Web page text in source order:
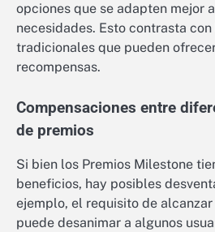
opciones que se adapten mejor
necesidades. Esto contrasta
tradicionales que pueden
recompensas.
Compensaciones entre
de premios
Si bien los Premios Milestone
beneficios, hay posibles
ejemplo, el requisito de
puede desanimar a algunos